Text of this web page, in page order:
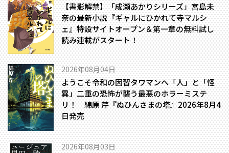
【書影解禁】「成瀬あかりシリーズ」宮島未
奈の最新小説『ギャルにひかれて寺マルシ
ェ』特設サイトオープン＆第一章の無料試し
読み連載がスタート！
2026年08月04日
ようこそ令和の因習タワマンへ――「人」と「怪
異」二重の恐怖が襲う最悪のホラーミステ
リ！ 綿原 芹『ぬひんさまの塔』2026年8月4
日発売
2026年08月03日